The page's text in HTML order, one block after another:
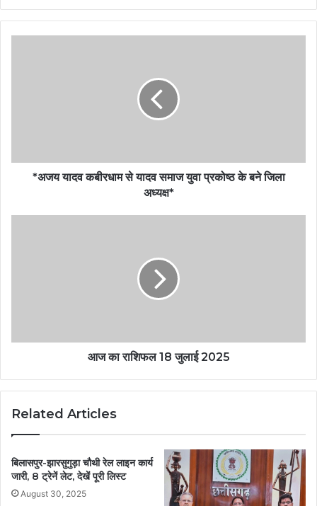
*अजय यादव कबीरधाम से यादव समाज युवा प्रकोष्ठ के बने जिला
अध्यक्ष*
आज का राशिफल 18 जुलाई 2025
Related Articles
बिलासपुर-झारसुगुड़ा चौथी रेल लाइन कार्य
जारी, 8 ट्रेनें लेट, देखें पूरी लिस्ट
August 30, 2025